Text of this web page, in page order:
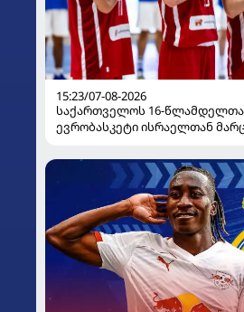
15:23/07-08-2026
საქართველოს 16-წლამდელთა
ევრობასკეტი ისრაელთან